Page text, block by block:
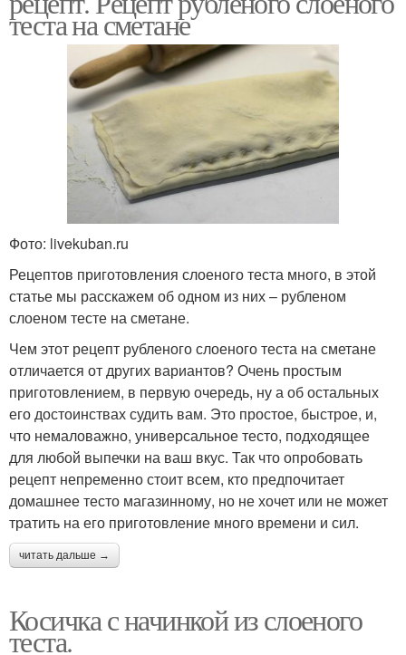
теста на сметане
Фото: livekuban.ru
Рецептов приготовления слоеного теста много, в этой
статье мы расскажем об одном из них – рубленом
слоеном тесте на сметане.
Чем этот рецепт рубленого слоеного теста на сметане
отличается от других вариантов? Очень простым
приготовлением, в первую очередь, ну а об остальных
его достоинствах судить вам. Это простое, быстрое, и,
что немаловажно, универсальное тесто, подходящее
для любой выпечки на ваш вкус. Так что опробовать
рецепт непременно стоит всем, кто предпочитает
домашнее тесто магазинному, но не хочет или не может
тратить на его приготовление много времени и сил.
читать дальше →
Косичка с начинкой из слоеного
теста.